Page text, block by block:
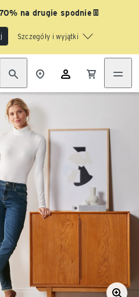
na drugie spodnie👖
Szczegóły i wyjątki